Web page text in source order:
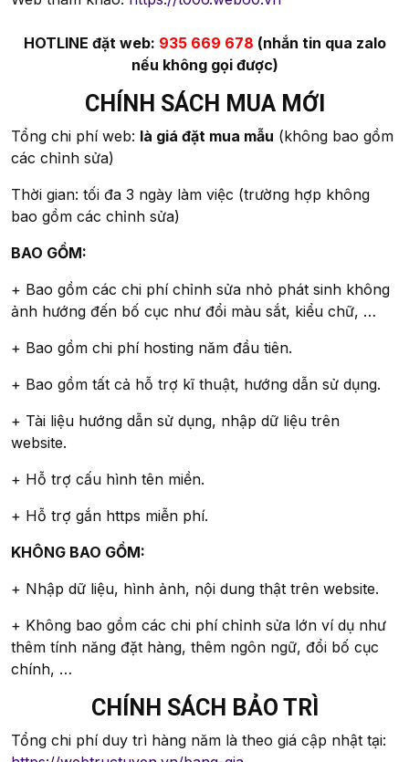
HOTLINE đặt web: 935 669 678 (nhắn tin qua zalo
nếu không gọi được)
CHÍNH SÁCH MUA MỚI
Tổng chi phí web: là giá đặt mua mẫu (không bao gồm
các chỉnh sửa)
Thời gian: tối đa 3 ngày làm việc (trường hợp không
bao gồm các chỉnh sửa)
BAO GỒM:
+ Bao gồm các chi phí chỉnh sửa nhỏ phát sinh không
ảnh hướng đến bố cục như đổi màu sắt, kiểu chữ, …
+ Bao gồm chi phí hosting năm đầu tiên.
+ Bao gồm tất cả hỗ trợ kĩ thuật, hướng dẫn sử dụng.
+ Tài liệu hướng dẫn sử dụng, nhập dữ liệu trên
website.
+ Hỗ trợ cấu hình tên miền.
+ Hỗ trợ gắn https miễn phí.
KHÔNG BAO GỒM:
+ Nhập dữ liệu, hình ảnh, nội dung thật trên website.
+ Không bao gồm các chi phí chỉnh sửa lớn ví dụ như
thêm tính năng đặt hàng, thêm ngôn ngữ, đổi bố cục
chính, …
CHÍNH SÁCH BẢO TRÌ
Tổng chi phí duy trì hàng năm là theo giá cập nhật tại: